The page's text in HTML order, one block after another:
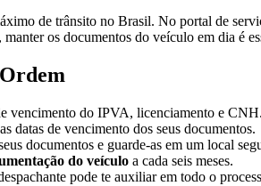
de trânsito no Brasil. No portal de
, manter os documentos do veículo em dia é
vencimento do IPVA, licenciamento e CNH.
datas de vencimento dos seus documentos.
documentos e guarde-as em um local
do veículo a cada seis meses.
pode te auxiliar em todo o